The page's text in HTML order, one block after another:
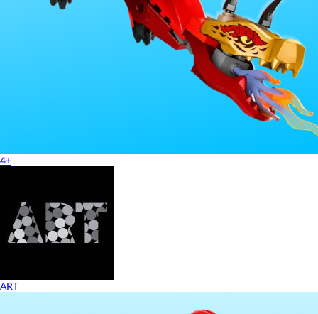
4+
ART